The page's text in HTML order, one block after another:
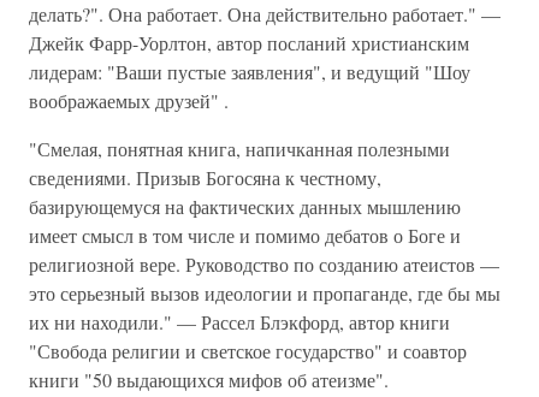
делать?". Она работает. Она действительно работает." —
Джейк Фарр-Уорлтон, автор посланий христианским
лидерам: "Ваши пустые заявления", и ведущий "Шоу
воображаемых друзей" .
"Смелая, понятная книга, напичканная полезными
сведениями. Призыв Богосяна к честному,
базирующемуся на фактических данных мышлению
имеет смысл в том числе и помимо дебатов о Боге и
религиозной вере. Руководство по созданию атеистов —
это серьезный вызов идеологии и пропаганде, где бы мы
их ни находили." — Рассел Блэкфорд, автор книги
"Свобода религии и светское государство" и соавтор
книги "50 выдающихся мифов об атеизме".